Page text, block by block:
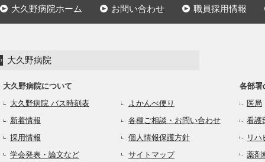
大久野病院ホーム お問い合わせ 職員採用情報
大久野病院
大久野病院について
大久野病院 バス時刻表
よかんべ便り
新着情報
各種ご相談・お問い合わせ
採用情報
個人情報保護方針
学会発表・論文など
サイトマップ
各部署
医局
看護
リ
薬剤